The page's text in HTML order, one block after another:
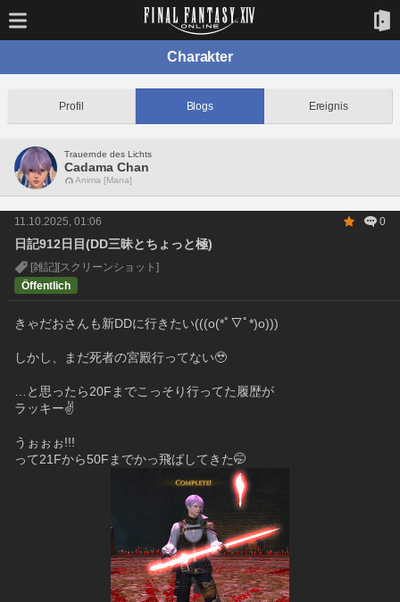
Charakter
Profil Blogs Ereignis
Trauernde des Lichts
Cadama Chan
Anima [Mana]
11.10.2025, 01:06 0
日記912日目(DD三昧とちょっと極)
[雑記] [スクリーンショット]
Öffentlich
きゃだおさんも新DDに行きたい(((o(*ﾟ▽ﾟ*)o)))
しかし、まだ死者の宮殿行ってない🥹‎
…と思ったら20Fまでこっそり行ってた履歴が
ラッキー✌
うぉぉぉ!!!
って21Fから50Fまでかっ飛ばしてきた🤭